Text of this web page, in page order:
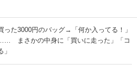
った3000円のバッグ→「何か入ってる！」
まさかの中身に「買いに走った」「コ